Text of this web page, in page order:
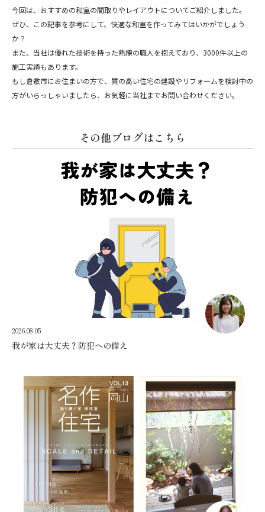
今回は、おすすめの和室の間取りやレイアウトについてご紹介しました。
ぜひ、この記事を参考にして、快適な和室を作ってみてはいかがでしょう
か？
また、当社は優れた技術を持った熟練の職人を抱えており、3000件以上の
施工実績もあります。
もし倉敷市にお住まいの方で、質の高い住宅の建設やリフォームを検討中の
方がいらっしゃいましたら、お気軽に当社までお問い合わせください。
その他ブログはこちら
2026.08.05
我が家は大丈夫？防犯への備え